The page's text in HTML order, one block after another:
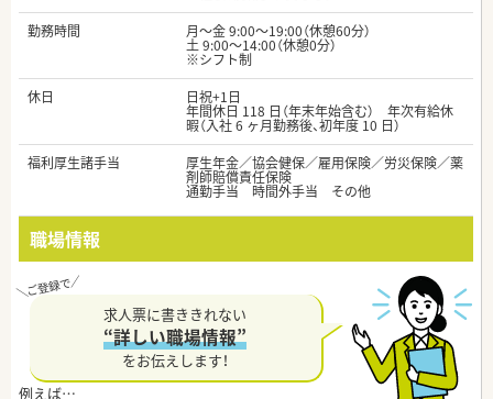
勤務時間
月～金 9:00～19:00（休憩60分）
土 9:00～14:00（休憩0分）
※シフト制
休日
日祝+1日
年間休日 118 日（年末年始含む） 年次有給休
暇（入社 6 ヶ月勤務後、初年度 10 日）
福利厚生諸手当
厚生年金／協会健保／雇用保険／労災保険／薬
剤師賠償責任保険
通勤手当 時間外手当 その他
職場情報
求人票に書ききれない
“詳しい職場情報”
をお伝えします！